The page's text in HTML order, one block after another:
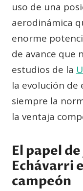
uso de una
aerodinámica
enorme
de avance que
estudios de la
la evolución de
siempre la
la ventaja
El papel
Echávarri
campeón